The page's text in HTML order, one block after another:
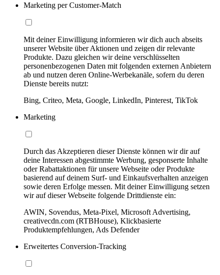
Marketing per Customer-Match
Mit deiner Einwilligung informieren wir dich auch abseits
unserer Website über Aktionen und zeigen dir relevante
Produkte. Dazu gleichen wir deine verschlüsselten
personenbezogenen Daten mit folgenden externen Anbietern
ab und nutzen deren Online-Werbekanäle, sofern du deren
Dienste bereits nutzt:
Bing, Criteo, Meta, Google, LinkedIn, Pinterest, TikTok
Marketing
Durch das Akzeptieren dieser Dienste können wir dir auf
deine Interessen abgestimmte Werbung, gesponserte Inhalte
oder Rabattaktionen für unsere Webseite oder Produkte
basierend auf deinem Surf- und Einkaufsverhalten anzeigen
sowie deren Erfolge messen. Mit deiner Einwilligung setzen
wir auf dieser Webseite folgende Drittdienste ein:
AWIN, Sovendus, Meta-Pixel, Microsoft Advertising,
creativecdn.com (RTBHouse), Klickbasierte
Produktempfehlungen, Ads Defender
Erweitertes Conversion-Tracking